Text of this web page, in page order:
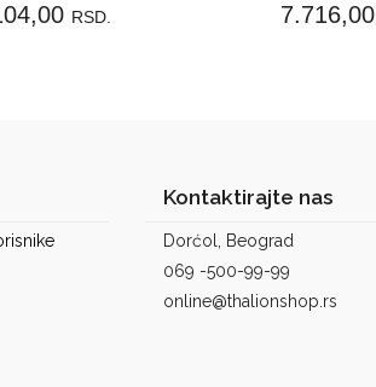
RSD. 7.716,00
Kontaktirajte nas
Dorćol, Beograd
069 -500-99-99
online@thalionshop.rs